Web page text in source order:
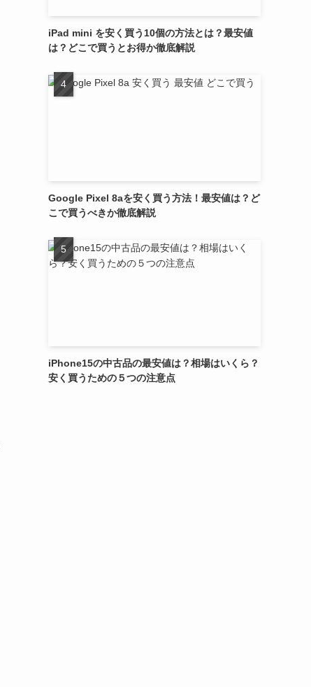
iPad mini を安く買う10個の方法とは？最安値
は？どこで買うとお得か徹底解説
Google Pixel 8aを安く買う方法！最安値は？ど
こで買うべきか徹底解説
iPhone15の中古品の最安値は？相場はいくら？
安く買うための５つの注意点